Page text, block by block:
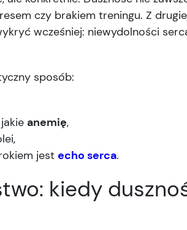
czy brakiem treningu. Z
wcześniej: niewydolności
sposób:
anemię,
jest echo serca.
kiedy